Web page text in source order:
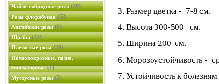
Чайно-гибридные розы(39)
Розы флорибунда(53)
Английские розы(6)
Шрабы(32)
Плетистые розы(29)
Почвопокровные, патио,
миниатюрные(1)
Мускусные розы(2)
3. Размер цветка - 7-8 см.
4. Высота 300-500 см.
5. Ширина 200 см.
6. Морозоустойчивость -
7. Устойчивость к